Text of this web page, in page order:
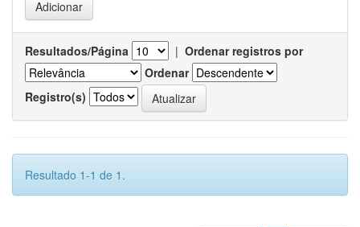
Resultados/Página | Ordenar registros por
Ordenar
Registro(s)
Resultado 1-1 de 1.